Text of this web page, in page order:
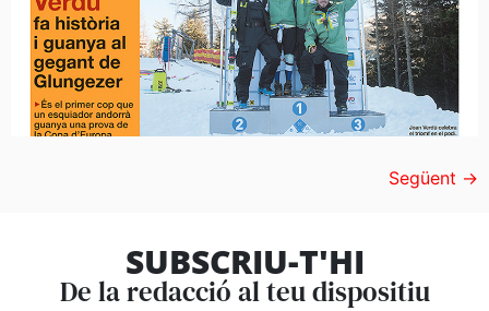
Següent →
SUBSCRIU-T'HI
De la redacció al teu dispositiu